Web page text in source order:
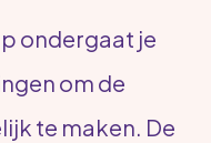
ondergaat je
om de
te maken. De